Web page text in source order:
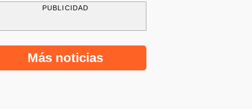
PUBLICIDAD
Más noticias